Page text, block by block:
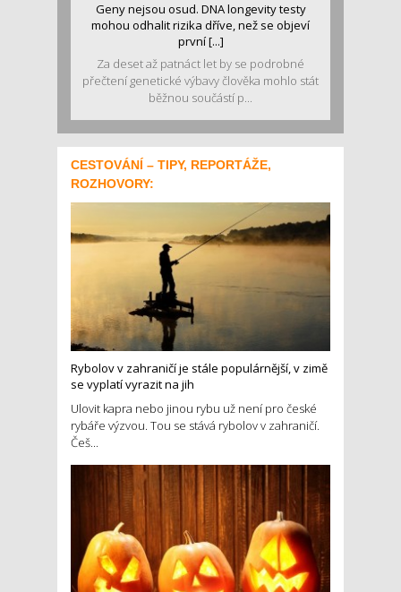
Geny nejsou osud. DNA longevity testy
mohou odhalit rizika dříve, než se objeví
první [...]
Za deset až patnáct let by se podrobné
přečtení genetické výbavy člověka mohlo stát
běžnou součástí p...
CESTOVÁNÍ – TIPY, REPORTÁŽE,
ROZHOVORY:
Rybolov v zahraničí je stále populárnější, v zimě
se vyplatí vyrazit na jih
Ulovit kapra nebo jinou rybu už není pro české
rybáře výzvou. Tou se stává rybolov v zahraničí.
Češ...